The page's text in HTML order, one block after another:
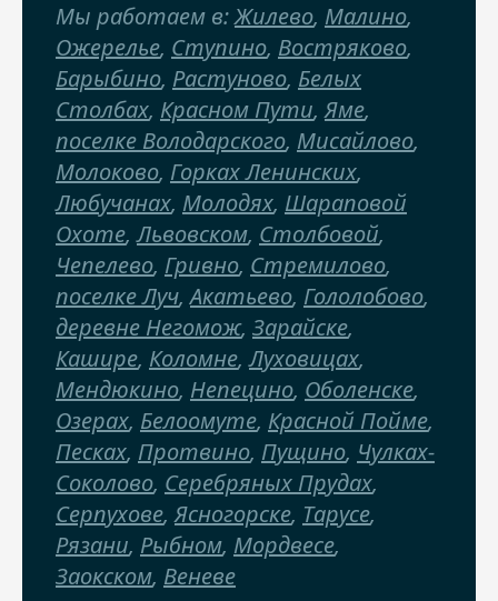
Мы работаем в:Жилево, Малино,
Ожерелье, Ступино, Востряково,
Барыбино, Растуново, Белых
Столбах, Красном Пути,Яме,
поселке Володарского, Мисайлово,
Молоково, Горках Ленинских,
Любучанах, Молодях, Шараповой
Охоте,Львовском, Столбовой,
Чепелево, Гривно, Стремилово,
поселке Луч,Акатьево, Гололобово,
деревне Негомож, Зарайске,
Кашире, Коломне,Луховицах,
Мендюкино, Непецино, Оболенске,
Озерах, Белоомуте, Красной Пойме,
Песках, Протвино, Пущино, Чулках-
Соколово, Серебряных Прудах,
Серпухове,Ясногорске, Тарусе,
Рязани, Рыбном, Мордвесе,
Заокском, Веневе